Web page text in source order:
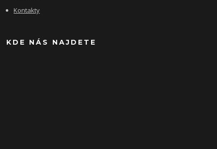
Kontakty
KDE NÁS NAJDETE